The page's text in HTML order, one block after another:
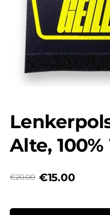
Alte,
€20.00 €15.00